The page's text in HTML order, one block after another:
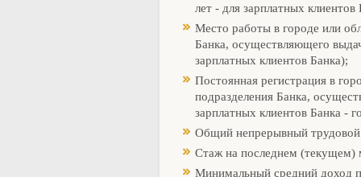
лет - для зарплатных клиентов
Место работы в городе или
Банка, осуществляющего
зарплатных клиентов Банка);
Постоянная регистрация в
подразделения Банка,
зарплатных клиентов Банка -
Общий непрерывный трудовой
Стаж на последнем (текущем)
Минимальный средний доход